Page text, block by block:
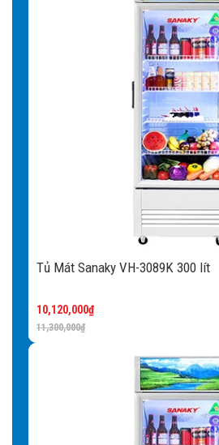
Tủ Mát Sanaky VH-3089K 300 lít
11,300,000₫
10,120,000₫